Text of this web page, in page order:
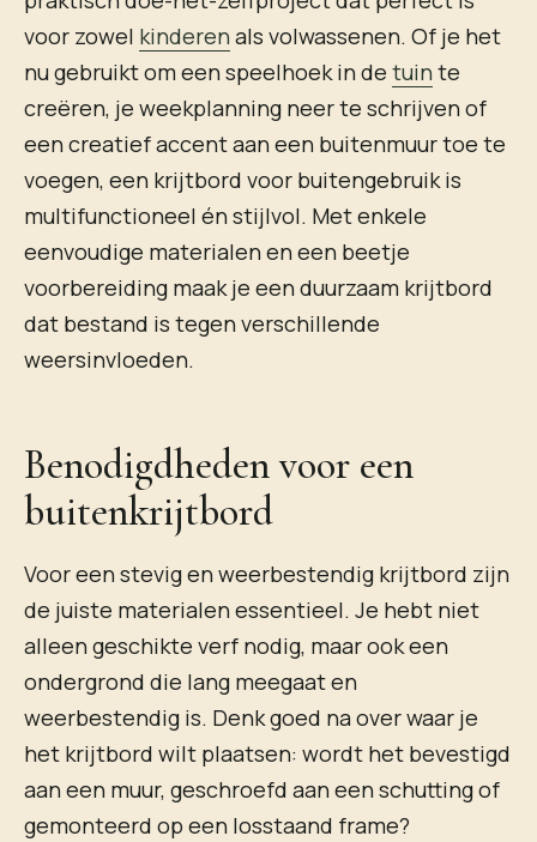
voor zowel kinderen als volwassenen. Of je het
nu gebruikt om een speelhoek in de tuin te
creëren, je weekplanning neer te schrijven of
een creatief accent aan een buitenmuur toe te
voegen, een krijtbord voor buitengebruik is
multifunctioneel én stijlvol. Met enkele
eenvoudige materialen en een beetje
voorbereiding maak je een duurzaam krijtbord
dat bestand is tegen verschillende
weersinvloeden.
Benodigdheden voor een
buitenkrijtbord
Voor een stevig en weerbestendig krijtbord zijn
de juiste materialen essentieel. Je hebt niet
alleen geschikte verf nodig, maar ook een
ondergrond die lang meegaat en
weerbestendig is. Denk goed na over waar je
het krijtbord wilt plaatsen: wordt het bevestigd
aan een muur, geschroefd aan een schutting of
gemonteerd op een losstaand frame?